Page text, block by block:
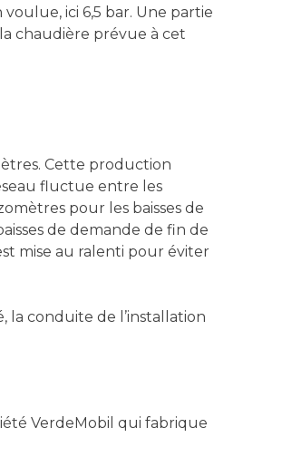
ici 6,5 bar. Une partie
chaudière prévue à cet
Cette production
fluctue entre les
pour les baisses de
de demande de fin de
mise au ralenti pour éviter
la conduite de l’installation
VerdeMobil qui fabrique